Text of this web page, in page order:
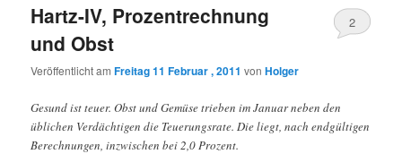
Hartz-IV, Prozentrechnung
und Obst
Veröffentlicht amFreitag 11 Februar , 2011 vonHolger
2
Gesund ist teuer. Obst und Gemüse trieben im Januar neben den
üblichen Verdächtigen die Teuerungsrate. Die liegt, nach endgültigen
Berechnungen, inzwischen bei 2,0 Prozent.